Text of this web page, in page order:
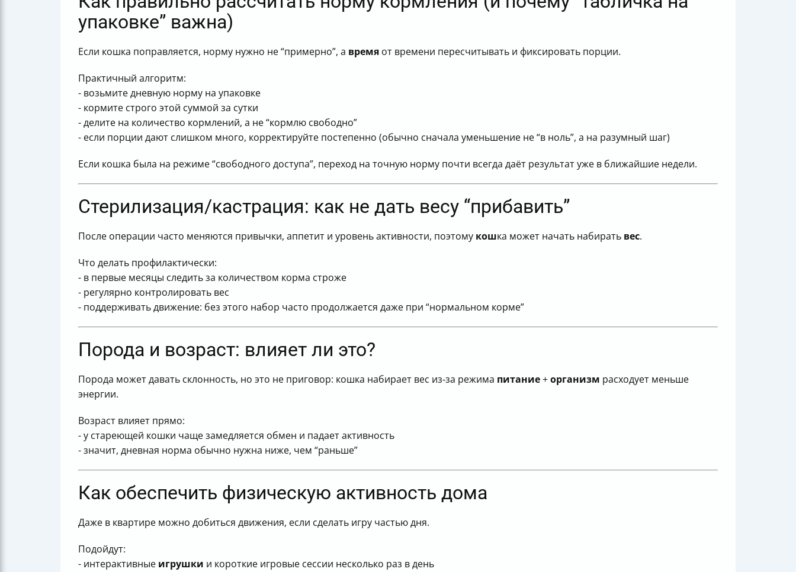
упаковке” важна)
Если кошка поправляется, норму нужно не “примерно”, а время от времени пересчитывать и фиксировать порции.
Практичный алгоритм:
- возьмите дневную норму на упаковке
- кормите строго этой суммой за сутки
- делите на количество кормлений, а не “кормлю свободно”
- если порции дают слишком много, корректируйте постепенно (обычно сначала уменьшение не “в ноль”, а на разумный шаг)
Если кошка была на режиме “свободного доступа”, переход на точную норму почти всегда даёт результат уже в ближайшие недели.
Стерилизация/кастрация: как не дать весу “прибавить”
После операции часто меняются привычки, аппетит и уровень активности, поэтому кошка может начать набирать вес.
Что делать профилактически:
- в первые месяцы следить за количеством корма строже
- регулярно контролировать вес
- поддерживать движение: без этого набор часто продолжается даже при “нормальном корме”
Порода и возраст: влияет ли это?
Порода может давать склонность, но это не приговор: кошка набирает вес из‑за режима питание+организм расходует меньше
энергии.
Возраст влияет прямо:
- у стареющей кошки чаще замедляется обмен и падает активность
- значит, дневная норма обычно нужна ниже, чем “раньше”
Как обеспечить физическую активность дома
Даже в квартире можно добиться движения, если сделать игру частью дня.
Подойдут:
- интерактивные игрушки и короткие игровые сессии несколько раз в день